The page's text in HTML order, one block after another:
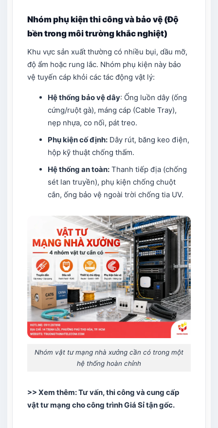
Nhóm phụ kiện thi công và bảo vệ (Độ
bền trong môi trường khắc nghiệt)
Khu vực sản xuất thường có nhiều bụi, dầu mỡ,
độ ẩm hoặc rung lắc. Nhóm phụ kiện này bảo
vệ tuyến cáp khỏi các tác động vật lý:
Hệ thống bảo vệ dây: Ống luồn dây (ống
cứng/ruột gà), máng cáp (Cable Tray),
nẹp nhựa, co nối, pát treo.
Phụ kiện cố định:Dây rút, băng keo điện,
hộp kỹ thuật chống thấm.
Hệ thống an toàn:Thanh tiếp địa (chống
sét lan truyền), phụ kiện chống chuột
cắn, ống bảo vệ ngoài trời chống tia UV.
Nhóm vật tư mạng nhà xưởng cần có trong một
hệ thống hoàn chỉnh
>> Xem thêm:Tư vấn, thi công và cung cấp
vật tư mạng cho công trình Giá Sỉ tận gốc.